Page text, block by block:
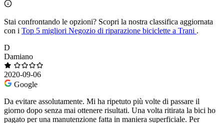
Stai confrontando le opzioni? Scopri la nostra classifica aggiornata
con i Top 5 migliori Negozio di riparazione biciclette a Trani .
D
Damiano
2020-09-06
Google
Da evitare assolutamente. Mi ha ripetuto più volte di passare il
giorno dopo senza mai ottenere risultati. Una volta ritirata la bici ho
pagato per una manutenzione fatta in maniera superficiale. Per